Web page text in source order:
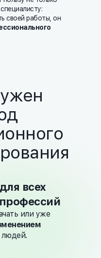
своей работы, он
или уже
людей.
всех